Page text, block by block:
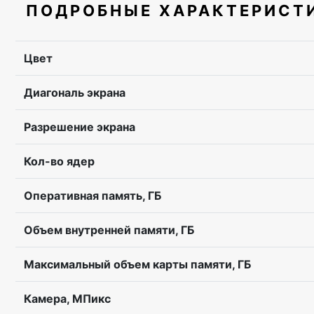
ПОДРОБНЫЕ
Цвет
Диагональ экрана
Разрешение экрана
Кол-во ядер
Оперативная память, ГБ
Объем внутренней памяти, ГБ
Максимальный объем карты памяти, ГБ
Камера, МПикс